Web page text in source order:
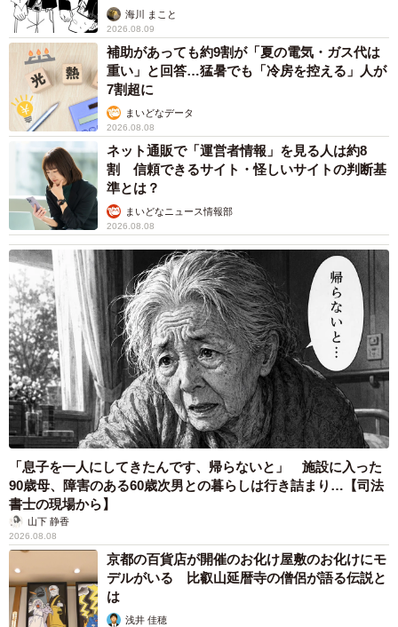
思わぬ申し出【漫画】
海川 まこと
2026.08.09
補助があっても約9割が「夏の電気・ガス代は
重い」と回答…猛暑でも「冷房を控える」人が
7割超に
まいどなデータ
2026.08.08
ネット通販で「運営者情報」を見る人は約8
割 信頼できるサイト・怪しいサイトの判断基
準とは？
まいどなニュース情報部
2026.08.08
「息子を一人にしてきたんです、帰らないと」 施設に入った
90歳母、障害のある60歳次男との暮らしは行き詰まり…【司法
書士の現場から】
山下 静香
2026.08.08
京都の百貨店が開催のお化け屋敷のお化けにモ
デルがいる 比叡山延暦寺の僧侶が語る伝説と
は
浅井 佳穂